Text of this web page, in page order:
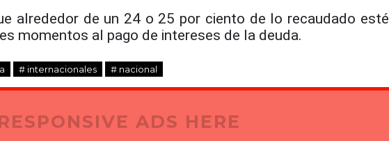
alrededor de un 24 o 25 por ciento de lo recaudado esté
momentos al pago de intereses de la deuda.
# internacionales # nacional
ADS HERE